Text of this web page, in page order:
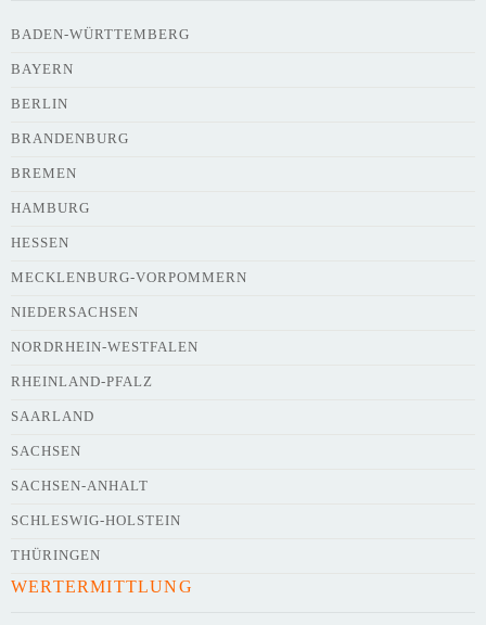
Webseite
Kurze Beschreibung des Flohmarkts
Kontaktdaten des Veranstalters
BADEN-WÜRTTEMBERG
BAYERN
BERLIN
BRANDENBURG
BREMEN
HAMBURG
HESSEN
MECKLENBURG-VORPOMMERN
NIEDERSACHSEN
NORDRHEIN-WESTFALEN
RHEINLAND-PFALZ
SAARLAND
SACHSEN
SACHSEN-ANHALT
SCHLESWIG-HOLSTEIN
THÜRINGEN
WERTERMITTLUNG